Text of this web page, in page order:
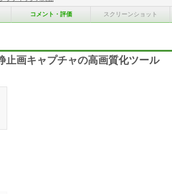
コメント・評価 スクリーンショット
止画キャプチャの高画質化ツール